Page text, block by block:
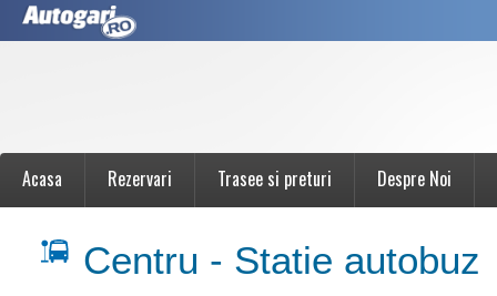
Acasa Rezervari Trasee si preturi Despre Noi
Centru - Statie autobuz